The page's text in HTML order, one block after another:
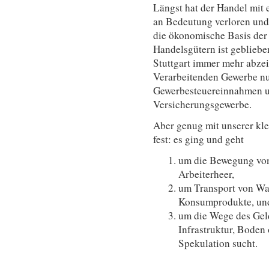
Längst hat der Handel mit
an Bedeutung verloren
die ökonomische Basis
Handelsgütern ist
Stuttgart immer mehr
Verarbeitenden Gewerbe
Versicherungsgewerbe.
Aber genug mit unserer
fest: es ging und geht
um die Bewegung
Arbeiterheer,
um Transport von
Konsumprodukte,
um die Wege des
Infrastruktur, Boden
Spekulation sucht.